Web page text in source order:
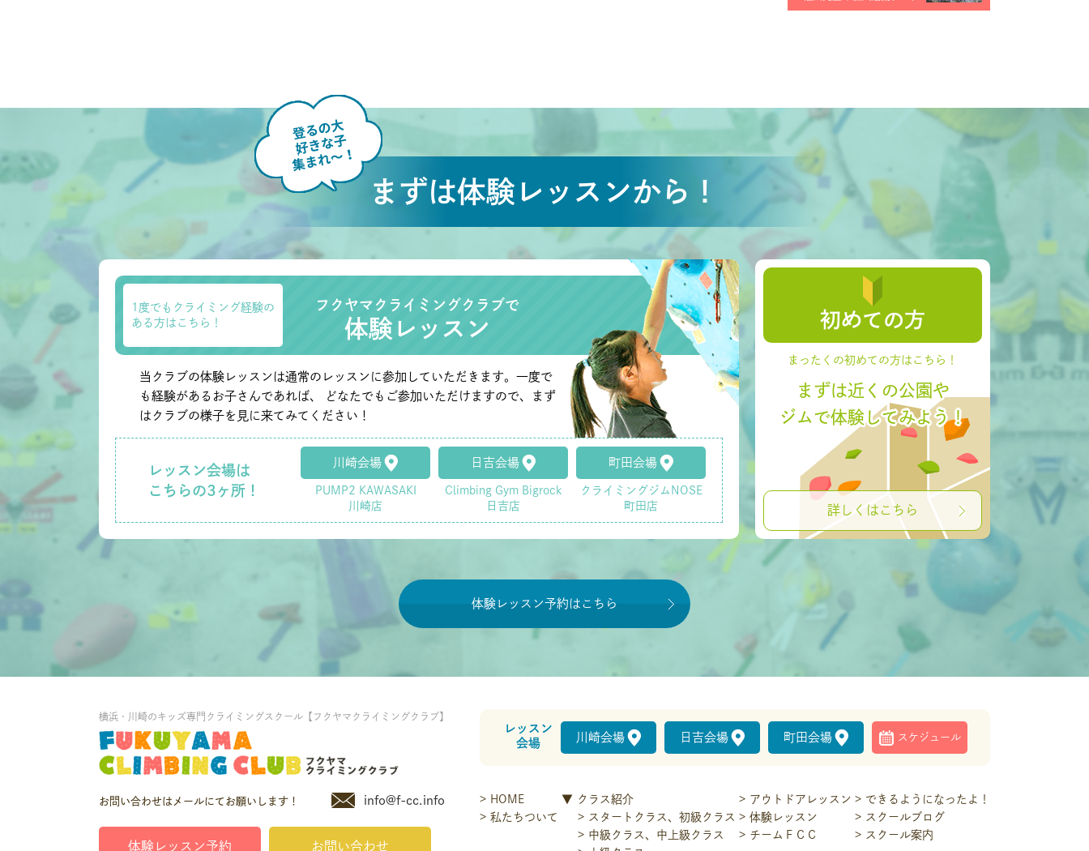
まずは体験レッスンから！
1度でもクライミング経験の
ある方はこちら！
フクヤマクライミングクラブで
体験レッスン
当クラブの体験レッスンは通常のレッスンに参加していただきます。一度で
も経験があるお子さんであれば、 どなたでもご参加いただけますので、まず
はクラブの様子を見に来てみてください！
レッスン会場は
こちらの3ヶ所！
川崎会場
PUMP2 KAWASAKI
川崎店
日吉会場
Climbing Gym Bigrock
日吉店
町田会場
クライミングジムNOSE
町田店
初めての方
まったくの初めての方はこちら！
まずは近くの公園や
ジムで体験してみよう！
詳しくはこちら
体験レッスン予約はこちら
横浜・川崎のキッズ専門クライミングスクール【フクヤマクライミングクラブ】
お問い合わせはメールにてお願いします！ info@f-cc.info
体験レッスン予約 お問い合わせ
レッスン
会場
川崎会場 日吉会場 町田会場 スケジュール
HOME
私たちついて
クラス紹介
スタートクラス、初級クラス
中級クラス、中上級クラス
アウトドアレッスン
体験レッスン
チームＦＣＣ
できるようになったよ！
スクールブログ
スクール案内